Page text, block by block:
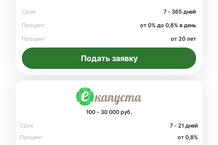
Срок
7 - 365 дней
Процент
от 0% до 0,8% в день
Процент
от 20 лет
Подать заявку
100 - 30 000 руб.
Срок
7 - 21 дней
Процент
от 0,8%